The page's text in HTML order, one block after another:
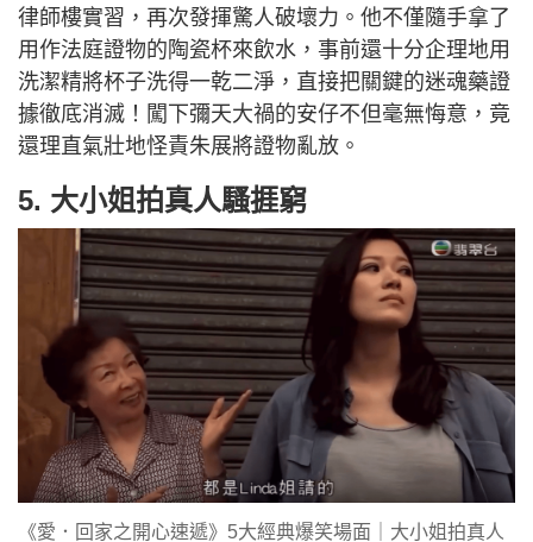
律師樓實習，再次發揮驚人破壞力。他不僅隨手拿了
用作法庭證物的陶瓷杯來飲水，事前還十分企理地用
洗潔精將杯子洗得一乾二淨，直接把關鍵的迷魂藥證
據徹底消滅！闖下彌天大禍的安仔不但毫無悔意，竟
還理直氣壯地怪責朱展將證物亂放。
5. 大小姐拍真人騷捱窮
《愛．回家之開心速遞》5大經典爆笑場面｜大小姐拍真人